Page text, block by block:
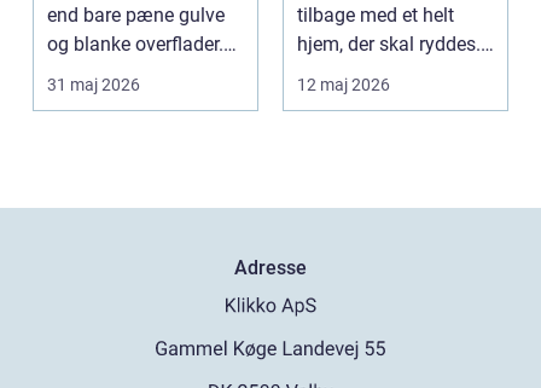
end bare pæne gulve
og blanke overflader.
Rengøringen påv...
31 maj 2026
tilbage med et helt
hjem, der skal ryddes.
Møbler, per...
12 maj 2026
Adresse